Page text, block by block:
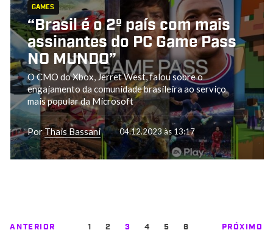
GAMES
“Brasil é o 2º país com mais
assinantes do PC Game Pass
NO MUNDO”
O CMO do Xbox, Jerret West, falou sobre o
engajamento da comunidade brasileira ao serviço
mais popular da Microsoft
PorThais Bassani 04.12.2023 às 13:17
ANTERIOR 1 2 3 4 5 6 PRÓXIMO